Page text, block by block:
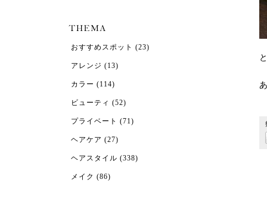
おすすめスポット (23)
アレンジ (13)
カラー (114)
ビューティ (52)
プライベート (71)
ヘアケア (27)
ヘアスタイル (338)
メイク (86)